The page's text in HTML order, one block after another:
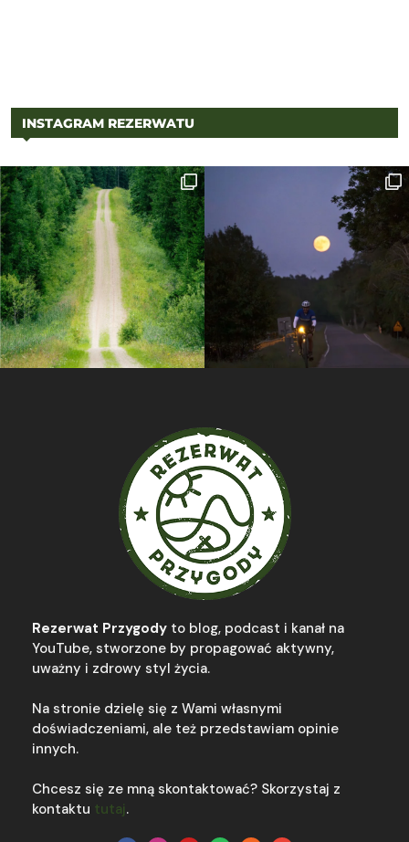
INSTAGRAM REZERWATU
Rezerwat Przygody to blog, podcast i kanał na
YouTube, stworzone by propagować aktywny,
uważny i zdrowy styl życia.
Na stronie dzielę się z Wami własnymi
doświadczeniami, ale też przedstawiam opinie
innych.
Chcesz się ze mną skontaktować? Skorzystaj z
kontaktu tutaj.